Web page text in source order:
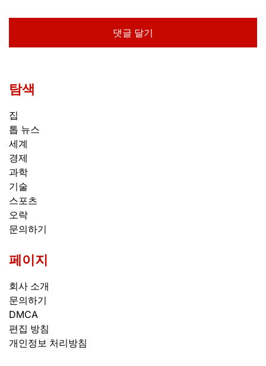
탐색
집
톱 뉴스
세계
경제
과학
기술
스포츠
오락
문의하기
페이지
회사 소개
문의하기
DMCA
편집 방침
개인정보 처리방침